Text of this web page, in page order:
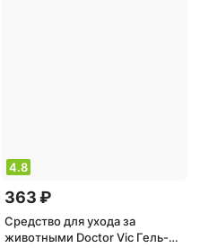
4.8
363 ₽
Средство для ухода за
животными Doctor Vic Гель-